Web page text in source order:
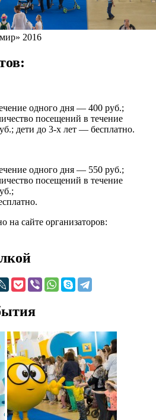
2016
одного дня — 400 руб.;
посещений в течение
дети до 3-х лет — бесплатно.
одного дня — 550 руб.;
посещений в течение
на сайте организаторов: